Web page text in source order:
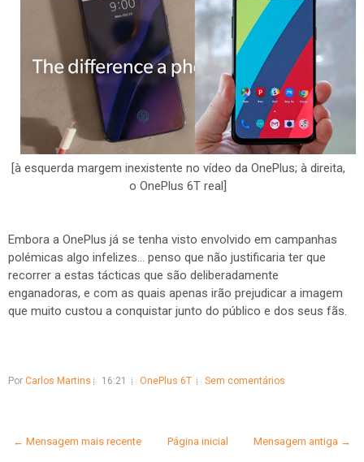
[à esquerda margem inexistente no vídeo da OnePlus; à direita,
o OnePlus 6T real]
Embora a OnePlus já se tenha visto envolvido em campanhas
polémicas algo infelizes... penso que não justificaria ter que
recorrer a estas tácticas que são deliberadamente
enganadoras, e com as quais apenas irão prejudicar a imagem
que muito custou a conquistar junto do público e dos seus fãs.
Por Carlos Martins 16:21 OnePlus 6T Sem comentários
← Mensagem mais recente Mensagem antiga →
Página inicial